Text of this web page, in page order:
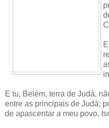
E tu, Belém, terra de Judá,
entre as principais de Judá;
de apascentar a meu povo,